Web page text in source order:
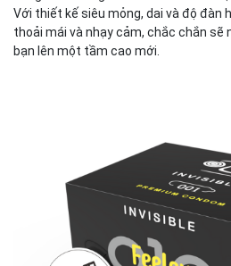
Với thiết kế siêu mỏng, dai và độ đàn
thoải mái và nhạy cảm, chắc chắn sẽ
bạn lên một tầm cao mới.